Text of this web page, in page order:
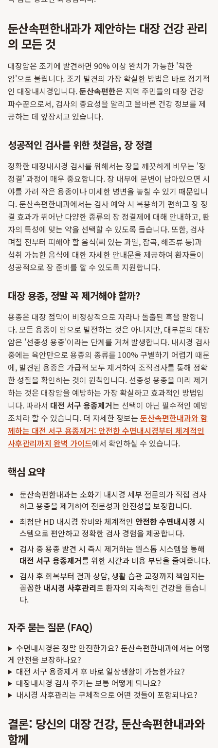
둔산속편한내과가 제안하는 대장 건강 관리
의 모든 것
대장암은 조기에 발견하면 90% 이상 완치가 가능한 '착한
암'으로 불립니다. 조기 발견의 가장 확실한 방법은 바로 정기적
인 대장내시경입니다.둔산속편한은 지역 주민들의 대장 건강
파수꾼으로서, 검사의 중요성을 알리고 올바른 건강 정보를 제
공하는 데 앞장서고 있습니다.
성공적인 검사를 위한 첫걸음, 장 정결
정확한 대장내시경 검사를 위해서는 장을 깨끗하게 비우는 '장
정결' 과정이 매우 중요합니다. 장 내부에 분변이 남아있으면 시
야를 가려 작은 용종이나 미세한 병변을 놓칠 수 있기 때문입니
다. 둔산속편한내과에서는 검사 예약 시 복용하기 편하고 장 정
결 효과가 뛰어난 다양한 종류의 장 정결제에 대해 안내하고, 환
자의 특성에 맞는 약을 선택할 수 있도록 돕습니다. 또한, 검사
며칠 전부터 피해야 할 음식(씨 있는 과일, 잡곡, 해조류 등)과
섭취 가능한 음식에 대한 자세한 안내문을 제공하여 환자들이
성공적으로 장 준비를 할 수 있도록 지원합니다.
대장 용종, 정말 꼭 제거해야 할까?
용종은 대장 점막이 비정상적으로 자라나 돌출된 혹을 말합니
다. 모든 용종이 암으로 발전하는 것은 아니지만, 대부분의 대장
암은 '선종성 용종'이라는 단계를 거쳐 발생합니다. 내시경 검사
중에는 육안만으로 용종의 종류를 100% 구별하기 어렵기 때문
에, 발견된 용종은 가급적 모두 제거하여 조직검사를 통해 정확
한 성질을 확인하는 것이 원칙입니다. 선종성 용종을 미리 제거
하는 것은 대장암을 예방하는 가장 확실하고 효과적인 방법입
니다. 따라서 대전 서구 용종제거는 선택이 아닌 필수적인 예방
조치라 할 수 있습니다. 더 자세한 정보는 둔산속편한내과와 함
께하는 대전 서구 용종제거: 안전한 수면내시경부터 체계적인
사후관리까지 완벽 가이드에서 확인하실 수 있습니다.
핵심 요약
둔산속편한내과는 소화기 내시경 세부 전문의가 직접 검사
하고 용종을 제거하여 전문성과 안전성을 보장합니다.
최첨단 HD 내시경 장비와 체계적인 안전한 수면내시경 시
스템으로 편안하고 정확한 검사 경험을 제공합니다.
검사 중 용종 발견 시 즉시 제거하는 원스톱 시스템을 통해
대전 서구 용종제거를 위한 시간과 비용 부담을 줄여줍니다.
검사 후 회복부터 결과 상담, 생활 습관 교정까지 책임지는
꼼꼼한 내시경 사후관리로 환자의 지속적인 건강을 돕습니
다.
자주 묻는 질문 (FAQ)
수면내시경은 정말 안전한가요? 둔산속편한내과에서는 어떻
게 안전을 보장하나요?
대전 서구 용종제거 후 바로 일상생활이 가능한가요?
대장내시경 검사 주기는 보통 어떻게 되나요?
내시경 사후관리는 구체적으로 어떤 것들이 포함되나요?
결론: 당신의 대장 건강, 둔산속편한내과와
함께